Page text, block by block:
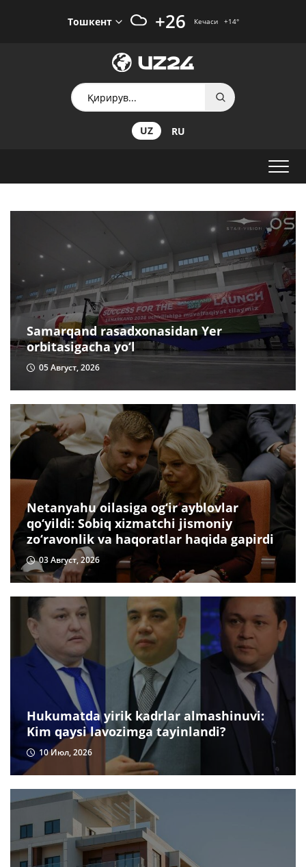
Тошкент +26 Кечаси +14°
UZ RU
Samarqand rasadxonasidan Yer
orbitasigacha yo‘l
05 Август, 2026
Netanyahu oilasiga og‘ir ayblovlar
qo‘yildi: Sobiq xizmatchi jismoniy
zo‘ravonlik va haqoratlar haqida gapirdi
03 Август, 2026
Hukumatda yirik kadrlar almashinuvi:
Kim qaysi lavozimga tayinlandi?
10 Июл, 2026